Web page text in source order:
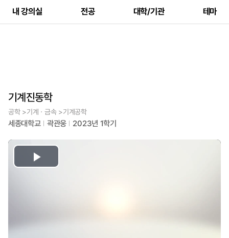
내 강의실 전공 대학/기관 테마
기계진동학
공학 >기계ㆍ금속 >기계공학
세종대학교 곽관웅 2023년 1학기
Play